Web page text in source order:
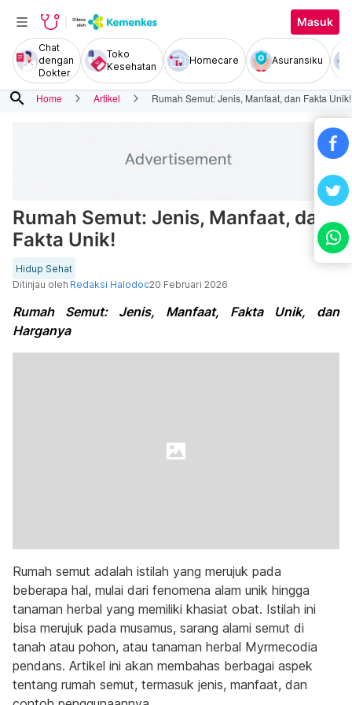
Masuk
Chat
dengan
Dokter
Toko
Kesehatan
Homecare Asuransiku
search Home Artikel Rumah Semut: Jenis, Manfaat, dan Fakta Unik!
Rumah Semut: Jenis, Manfaat, dan
Fakta Unik!
Hidup Sehat
Ditinjau oleh Redaksi Halodoc20 Februari 2026
Rumah Semut: Jenis, Manfaat, Fakta Unik, dan
Harganya
Rumah semut adalah istilah yang merujuk pada
beberapa hal, mulai dari fenomena alam unik hingga
tanaman herbal yang memiliki khasiat obat. Istilah ini
bisa merujuk pada musamus, sarang alami semut di
tanah atau pohon, atau tanaman herbal Myrmecodia
pendans. Artikel ini akan membahas berbagai aspek
tentang rumah semut, termasuk jenis, manfaat, dan